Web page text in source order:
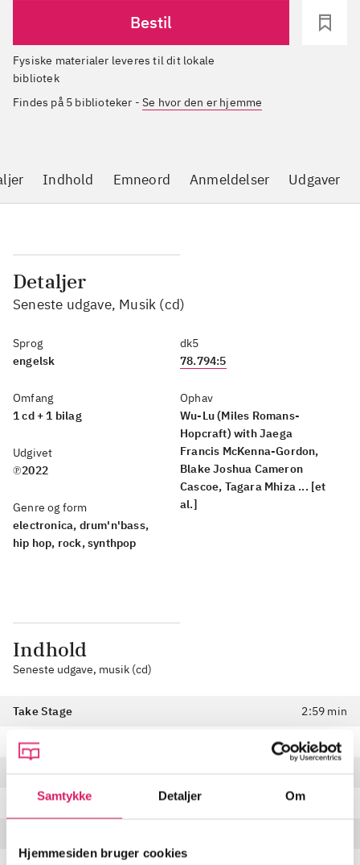
Samtykke Detaljer Om
Hjemmesiden bruger cookies
Bestil
Fysiske materialer leveres til dit lokale
bibliotek
Findes på 5 biblioteker -Se hvor den er hjemme
Indhold Emneord Anmeldelser Udgaver
Detaljer
Seneste udgave, Musik (cd)
Sprog
engelsk
Omfang
1 cd + 1 bilag
Udgivet
℗2022
Genre og form
electronica, drum'n'bass,
hip hop, rock, synthpop
dk5
78.794:5
Ophav
Wu-Lu (Miles Romans-
Hopcraft) with Jaega
Francis McKenna-Gordon,
Blake Joshua Cameron
Cascoe, Tagara Mhiza ... [et
al.]
Indhold
Seneste udgave, musik (cd)
Take Stage 2:59 min
Night Pill 3:40 min
Scrambled Tricks 2:22 min